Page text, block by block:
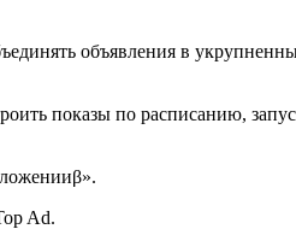
объявления в
показы по расписанию,
Ad.